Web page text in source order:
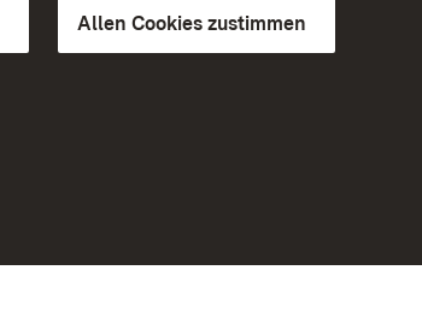
Allen Cookies zustimmen